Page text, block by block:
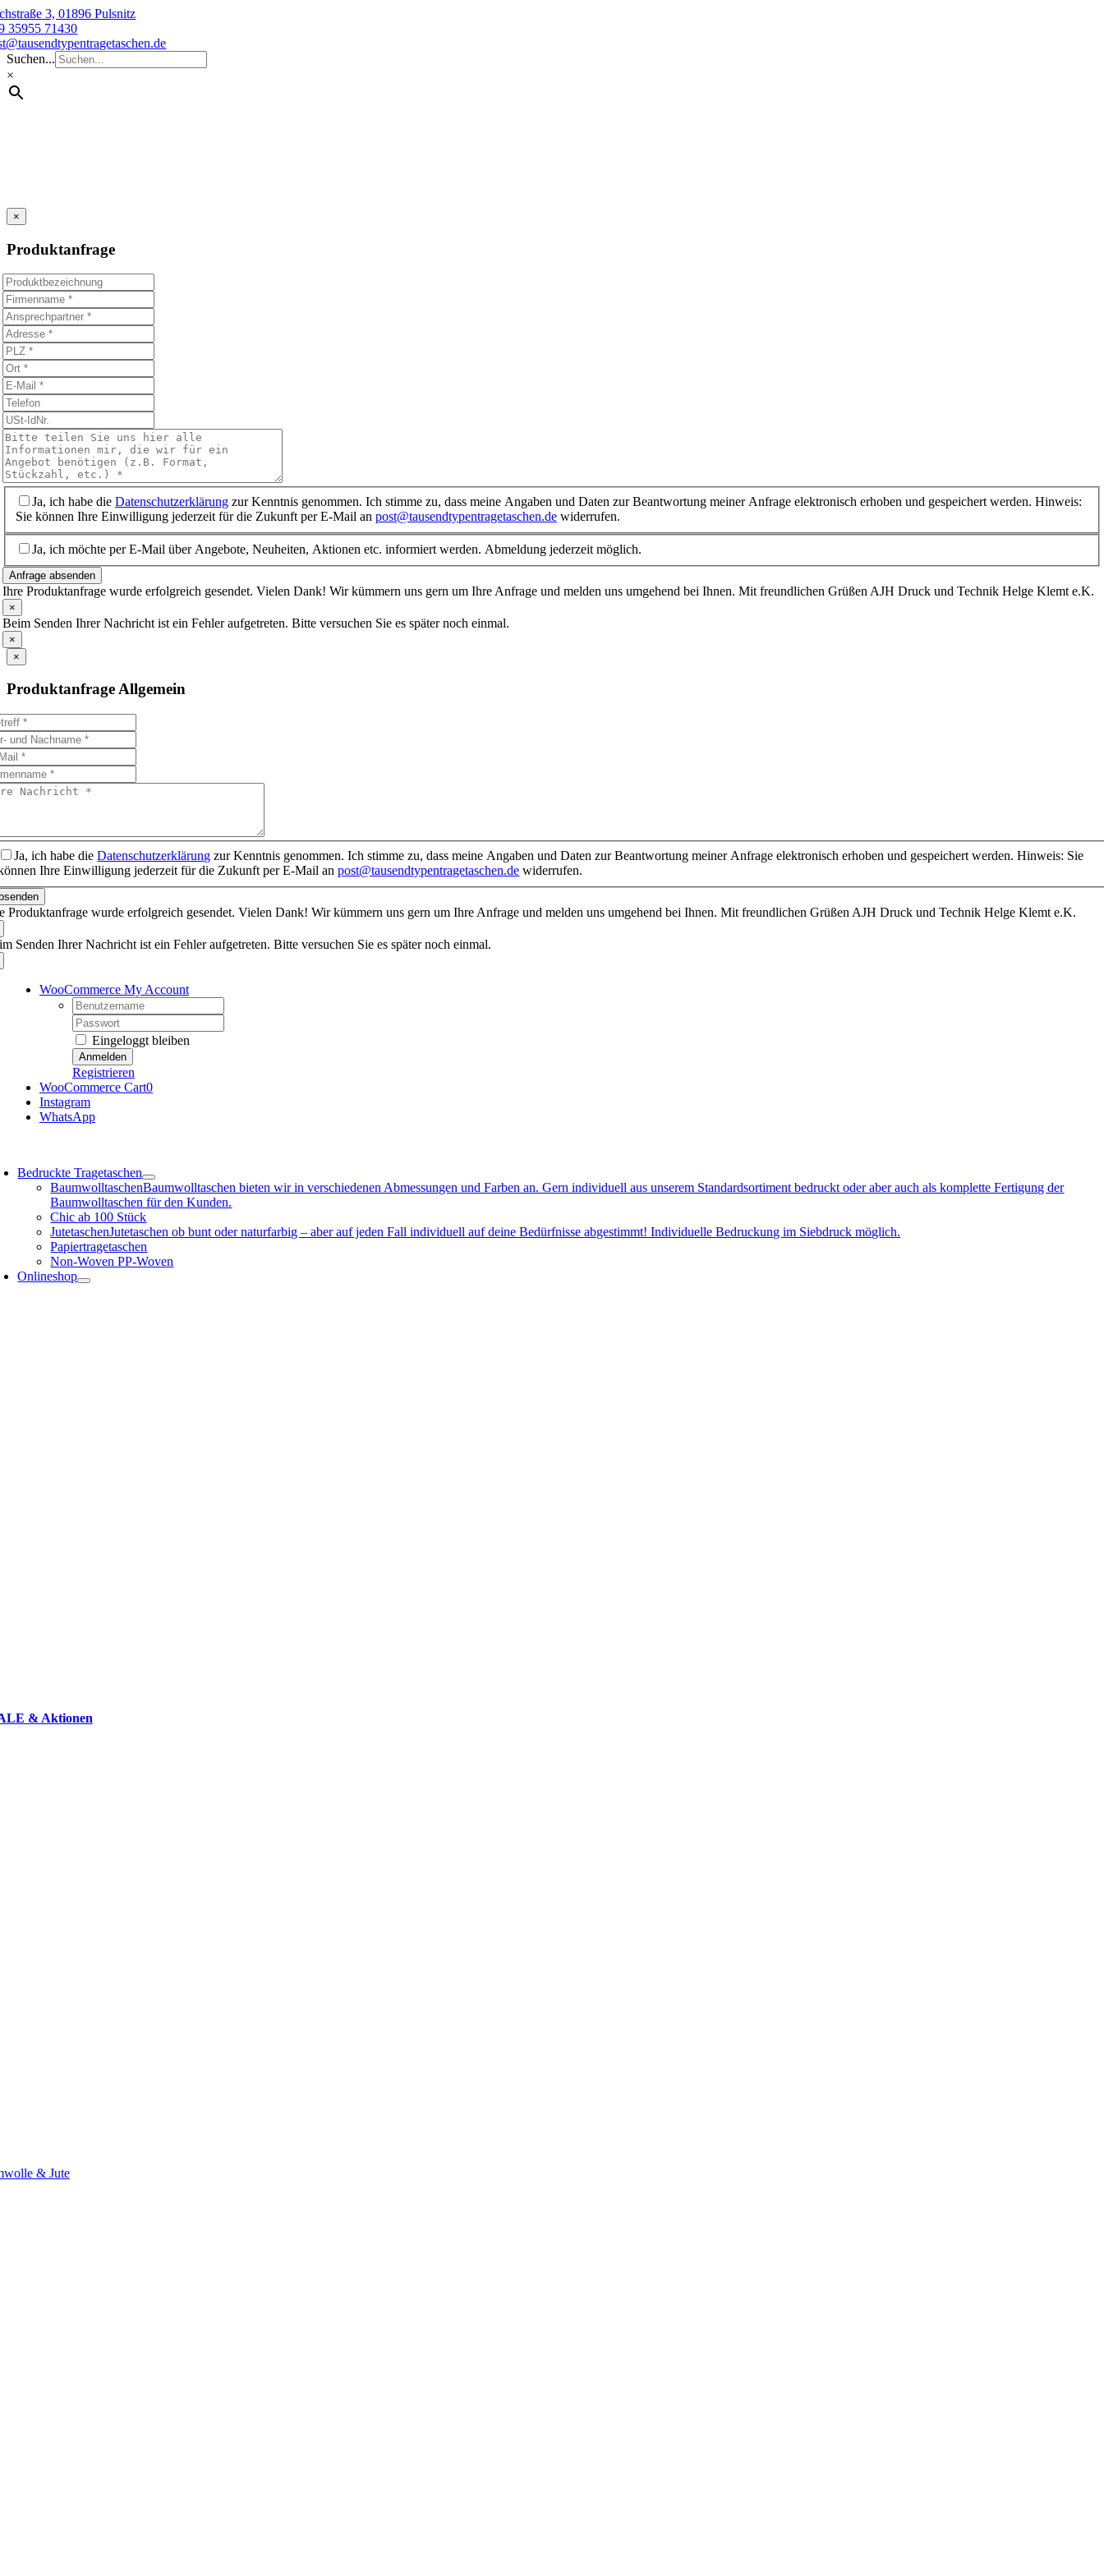
Skip
to
content
3, 01896 Pulsnitz
35955 71430
Suchen...
×
×
Produktanfrage
Ja, ich habe die Datenschutzerklärung zur Kenntnis genommen. Ich stimme zu, dass meine Angaben und Daten zur Beantwortung meiner Anfrage elektronisch erhoben und gespeichert werden. Hinweis:
Sie können Ihre Einwilligung jederzeit für die Zukunft per E-Mail an post@tausendtypentragetaschen.de widerrufen.
Ja, ich möchte per E-Mail über Angebote, Neuheiten, Aktionen etc. informiert werden. Abmeldung jederzeit möglich.
Anfrage absenden
Ihre Produktanfrage wurde erfolgreich gesendet. Vielen Dank! Wir kümmern uns gern um Ihre Anfrage und melden uns umgehend bei Ihnen. Mit freundlichen Grüßen AJH Druck und Technik Helge Klemt e.K.
×
Beim Senden Ihrer Nachricht ist ein Fehler aufgetreten. Bitte versuchen Sie es später noch einmal.
×
×
Produktanfrage Allgemein
Ja, ich habe dieDatenschutzerklärung zur Kenntnis genommen. Ich stimme zu, dass meine Angaben und Daten zur Beantwortung meiner Anfrage elektronisch erhoben und gespeichert werden. Hinweis: Sie
Ihre Einwilligung jederzeit für die Zukunft per E-Mail anpost@tausendtypentragetaschen.de widerrufen.
Produktanfrage wurde erfolgreich gesendet. Vielen Dank! Wir kümmern uns gern um Ihre Anfrage und melden uns umgehend bei Ihnen. Mit freundlichen Grüßen AJH Druck und Technik Helge Klemt e.K.
Senden Ihrer Nachricht ist ein Fehler aufgetreten. Bitte versuchen Sie es später noch einmal.
WooCommerce My Account
Username:
Password:
Eingeloggt bleiben
Registrieren
WooCommerce Cart0
Instagram
WhatsApp
Bedruckte Tragetaschen
BaumwolltaschenBaumwolltaschen bieten wir in verschiedenen Abmessungen und Farben an. Gern individuell aus unserem Standardsortiment bedruckt oder aber auch als komplette Fertigung der
Baumwolltaschen für den Kunden.
Chic ab 100 Stück
JutetaschenJutetaschen ob bunt oder naturfarbig – aber auf jeden Fall individuell auf deine Bedürfnisse abgestimmt! Individuelle Bedruckung im Siebdruck möglich.
Papiertragetaschen
Non-Woven PP-Woven
Onlineshop
& Aktionen
& Jute